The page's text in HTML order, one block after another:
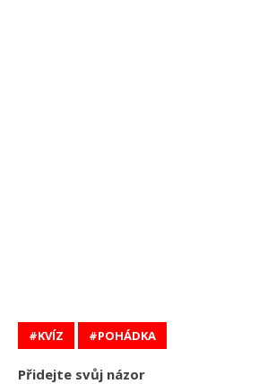
KVÍZ POHÁDKA
Přidejte svůj názor